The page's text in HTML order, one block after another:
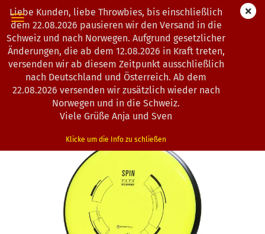
Liebe Kunden, liebe Throwbies, bis einschließlich
dem 22.08.2026 pausieren wir den Versand in die
Schweiz und nach Norwegen. Aufgrund gesetzlicher
Änderungen, die ab dem 12.08.2026 in Kraft treten,
versenden wir ab diesem Zeitpunkt ausschließlich
nach Deutschland und Österreich. Ab dem
22.08.2026 versenden wir zusätzlich wieder nach
Norwegen und in die Schweiz.
Viele Grüße Anja und Sven
Klicke um die Info zu schließen
« Erster « zurück weiter »
Letzter »
Artikel in dieser Kategorie
MVP Disc Sports | Spin | Neutron
0101882 )